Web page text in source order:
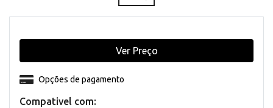
Compativel com:
Opções de pagamento
Ver Preço